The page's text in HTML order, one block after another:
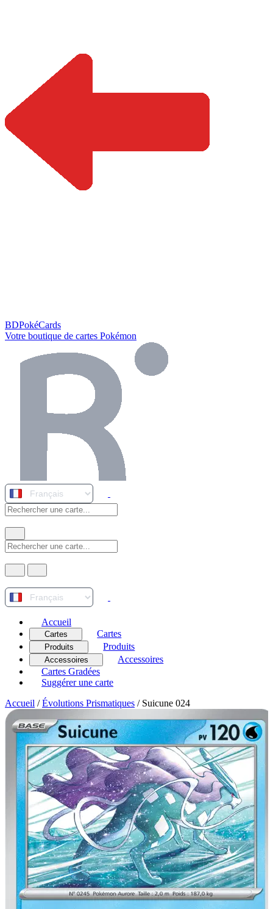
BDPokéCards
Votre boutique de cartes Pokémon
Accueil
Cartes Cartes
Produits Produits
Accessoires
Accessoires
Cartes Gradées
Suggérer une carte
Accueil / Évolutions Prismatiques / Suicune 024